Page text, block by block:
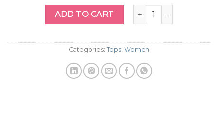
Sunny Tank Selected Femme quantity
ADD TO CART
Categories: Tops Women